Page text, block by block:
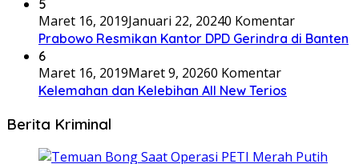
5
Maret 16, 2019Januari 22, 20240 Komentar
Prabowo Resmikan Kantor DPD Gerindra di Banten
6
Maret 16, 2019Maret 9, 20260 Komentar
Kelemahan dan Kelebihan All New Terios
Berita Kriminal